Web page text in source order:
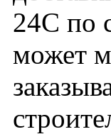
24C по
может